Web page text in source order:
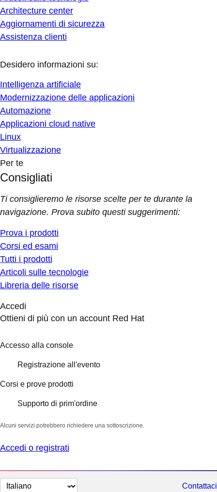
Architecture center
Aggiornamenti di sicurezza
Assistenza clienti
Desidero informazioni su:
Intelligenza artificiale
Modernizzazione delle applicazioni
Automazione
Applicazioni cloud native
Linux
Virtualizzazione
Per te
Consigliati
Ti consiglieremo le risorse scelte per te durante la
navigazione. Prova subito questi suggerimenti:
Prova i prodotti
Corsi ed esami
Tutti i prodotti
Articoli sulle tecnologie
Libreria delle risorse
Accedi
Ottieni di più con un account Red Hat
Accesso alla console
Registrazione all'evento
Corsi e prove prodotti
Supporto di prim'ordine
Alcuni servizi potrebbero richiedere una sottoscrizione.
Accedi o registrati
Cambia
Contattaci